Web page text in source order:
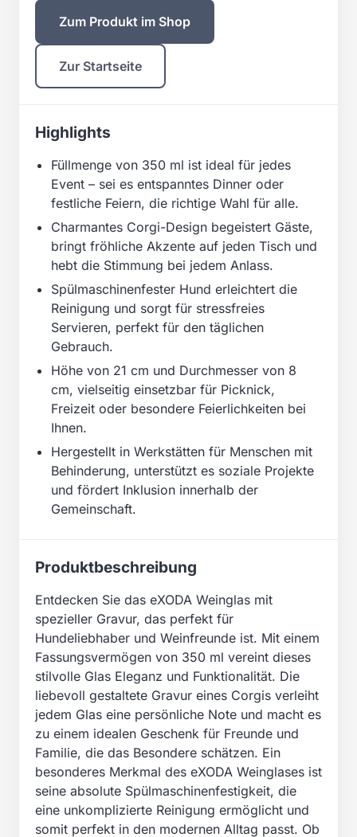
Zum Produkt im Shop
Zur Startseite
Highlights
Füllmenge von 350 ml ist ideal für jedes
Event – sei es entspanntes Dinner oder
festliche Feiern, die richtige Wahl für alle.
Charmantes Corgi-Design begeistert Gäste,
bringt fröhliche Akzente auf jeden Tisch und
hebt die Stimmung bei jedem Anlass.
Spülmaschinenfester Hund erleichtert die
Reinigung und sorgt für stressfreies
Servieren, perfekt für den täglichen
Gebrauch.
Höhe von 21 cm und Durchmesser von 8
cm, vielseitig einsetzbar für Picknick,
Freizeit oder besondere Feierlichkeiten bei
Ihnen.
Hergestellt in Werkstätten für Menschen mit
Behinderung, unterstützt es soziale Projekte
und fördert Inklusion innerhalb der
Gemeinschaft.
Produktbeschreibung
Entdecken Sie das eXODA Weinglas mit
spezieller Gravur, das perfekt für
Hundeliebhaber und Weinfreunde ist. Mit einem
Fassungsvermögen von 350 ml vereint dieses
stilvolle Glas Eleganz und Funktionalität. Die
liebevoll gestaltete Gravur eines Corgis verleiht
jedem Glas eine persönliche Note und macht es
zu einem idealen Geschenk für Freunde und
Familie, die das Besondere schätzen. Ein
besonderes Merkmal des eXODA Weinglases ist
seine absolute Spülmaschinenfestigkeit, die
eine unkomplizierte Reinigung ermöglicht und
somit perfekt in den modernen Alltag passt. Ob